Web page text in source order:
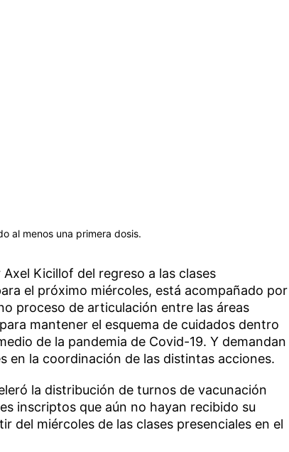
al menos una primera dosis.
Kicillof del regreso a las clases
el próximo miércoles, está acompañado por
proceso de articulación entre las áreas
mantener el esquema de cuidados dentro
de la pandemia de Covid-19. Y demandan
en la coordinación de las distintas acciones.
la distribución de turnos de vacunación
inscriptos que aún no hayan recibido su
del miércoles de las clases presenciales en el